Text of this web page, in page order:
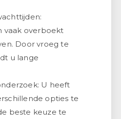
vaak overboekt
Door vroeg te
u lange
U heeft
opties te
beste keuze te